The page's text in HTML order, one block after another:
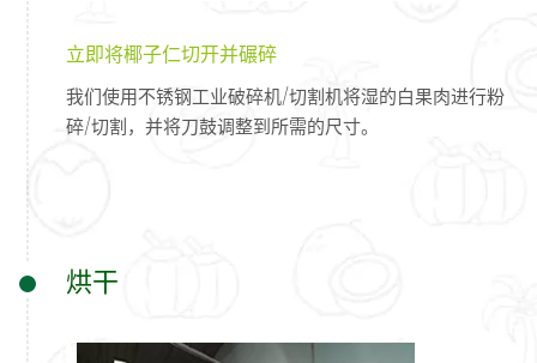
立即将椰子仁切开并碾碎
我们使用不锈钢工业破碎机/切割机将湿的白果肉进行粉
碎/切割，并将刀鼓调整到所需的尺寸。
烘干